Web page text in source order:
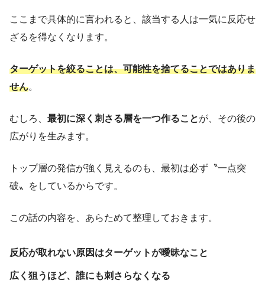
ここまで具体的に言われると、該当する人は一気に反応せ
ざるを得なくなります。
ターゲットを絞ることは、可能性を捨てることではありま
せん。
むしろ、 最初に深く刺さる層を一つ作ることが、その後の
広がりを生みます。
トップ層の発信が強く見えるのも、最初は必ず〝一点突
破〟をしているからです。
この話の内容を、あらためて整理しておきます。
反応が取れない原因はターゲットが曖昧なこと
広く狙うほど、誰にも刺さらなくなる